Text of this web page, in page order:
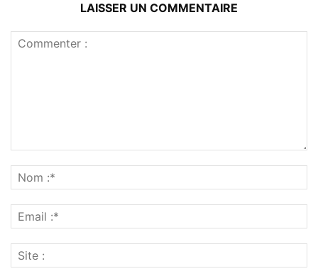
LAISSER UN COMMENTAIRE